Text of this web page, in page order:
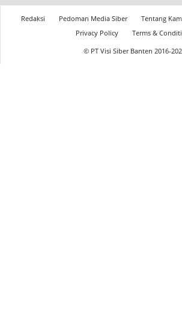
Redaksi Pedoman Media Siber Tentang
Privacy Policy
Terms &
© PT Visi Siber Banten 2016-